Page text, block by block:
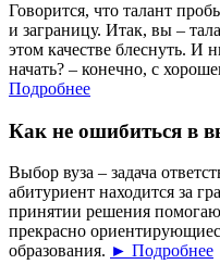
Говорится, что талант
и заграницу. Итак, вы –
этом качестве блеснуть. И
начать? – конечно, с
Подробнее
Как не ошибиться в
Выбор вуза – задача
абитуриент находится за
принятии решения
прекрасно
образования. ► Подробнее